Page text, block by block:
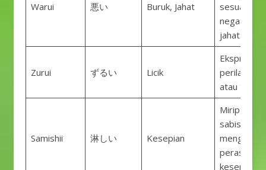
Warui 悪い Buruk, Jahat
sesuatu
negatif
jahat.
Zurui ずるい Licik
Ekspresi
perilaku
atau tidak
Samishii 淋しい Kesepian
Mirip
sabishii,
perasaan
kesepian.